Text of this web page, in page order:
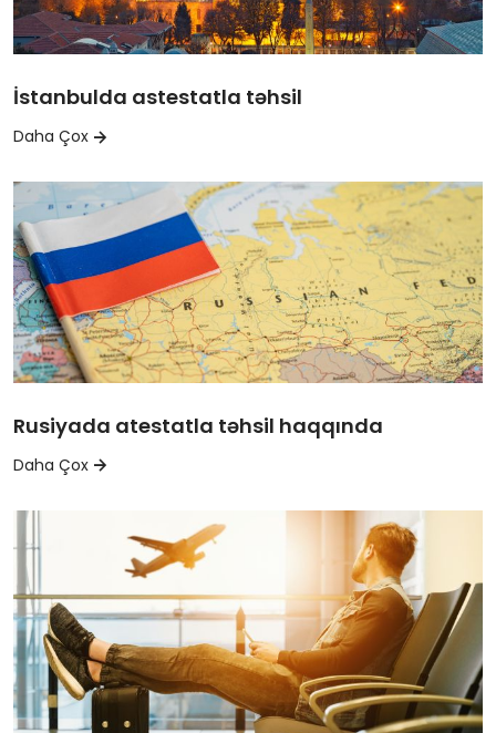
İstanbulda astestatla təhsil
Daha Çox
Rusiyada atestatla təhsil haqqında
Daha Çox